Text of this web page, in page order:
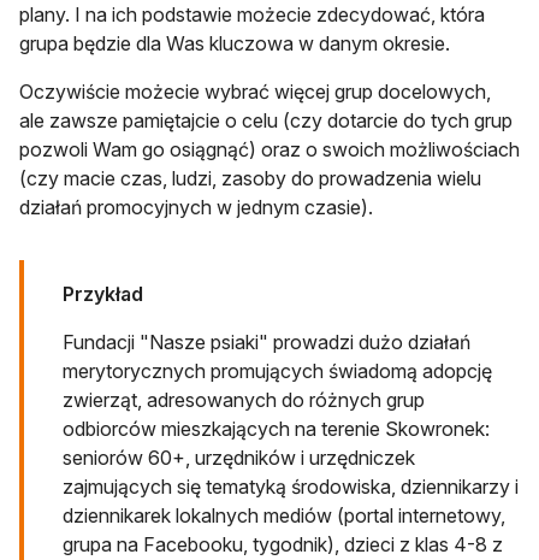
plany. I na ich podstawie możecie zdecydować, która
grupa będzie dla Was kluczowa w danym okresie.
Oczywiście możecie wybrać więcej grup docelowych,
ale zawsze pamiętajcie o celu (czy dotarcie do tych grup
pozwoli Wam go osiągnąć) oraz o swoich możliwościach
(czy macie czas, ludzi, zasoby do prowadzenia wielu
działań promocyjnych w jednym czasie).
Przykład
Fundacji "Nasze psiaki" prowadzi dużo działań
merytorycznych promujących świadomą adopcję
zwierząt, adresowanych do różnych grup
odbiorców mieszkających na terenie Skowronek:
seniorów 60+, urzędników i urzędniczek
zajmujących się tematyką środowiska, dziennikarzy i
dziennikarek lokalnych mediów (portal internetowy,
grupa na Facebooku, tygodnik), dzieci z klas 4-8 z